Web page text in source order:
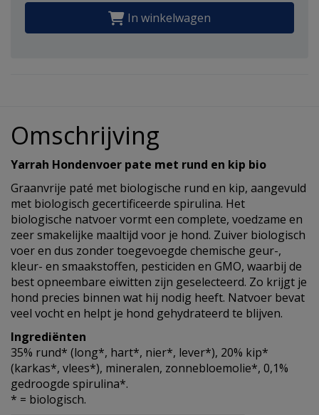
In winkelwagen
Omschrijving
Yarrah Hondenvoer pate met rund en kip bio
Graanvrije paté met biologische rund en kip, aangevuld
met biologisch gecertificeerde spirulina. Het
biologische natvoer vormt een complete, voedzame en
zeer smakelijke maaltijd voor je hond. Zuiver biologisch
voer en dus zonder toegevoegde chemische geur-,
kleur- en smaakstoffen, pesticiden en GMO, waarbij de
best opneembare eiwitten zijn geselecteerd. Zo krijgt je
hond precies binnen wat hij nodig heeft. Natvoer bevat
veel vocht en helpt je hond gehydrateerd te blijven.
Ingrediënten
35% rund* (long*, hart*, nier*, lever*), 20% kip*
(karkas*, vlees*), mineralen, zonnebloemolie*, 0,1%
gedroogde spirulina*.
* = biologisch.